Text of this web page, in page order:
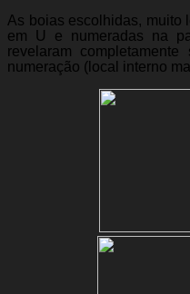
As boias escolhidas, muito
em U e numeradas na
revelaram
numeração (local interno